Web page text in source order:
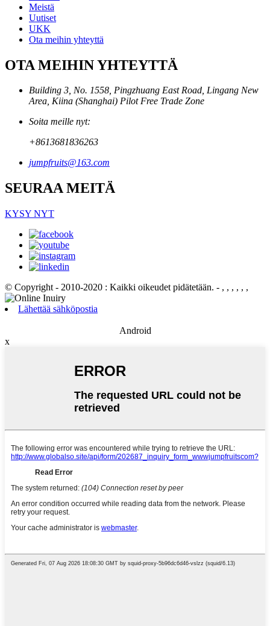
Meistä
Uutiset
UKK
Ota meihin yhteyttä
OTA MEIHIN YHTEYTTÄ
Building 3, No. 1558, Pingzhuang East Road, Lingang New
Area, Kiina (Shanghai) Pilot Free Trade Zone
Soita meille nyt:
+8613681836263
jumpfruits@163.com
SEURAA MEITÄ
KYSY NYT
© Copyright - 2010-2020 : Kaikki oikeudet pidätetään. - , , , , , ,
Lähettää sähköpostia
Android
x